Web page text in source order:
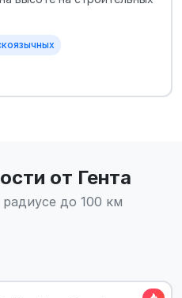
от Гента
до 100 км